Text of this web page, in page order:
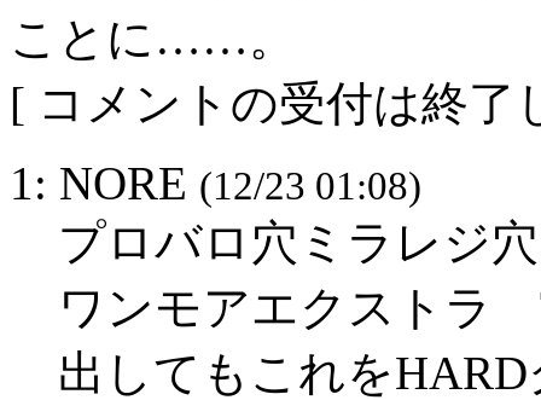
ことに……。
[ コメントの受付は終了
1: NORE (12/23 01:08)
プロバロ穴ミラレジ
ワンモアエクストラ
出してもこれを